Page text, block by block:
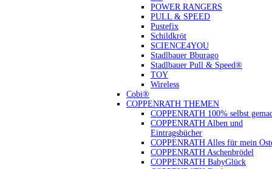
POWER RANGERS
PULL & SPEED
Pustefix
Schildkröt
SCIENCE4YOU
Stadlbauer Bburago
Stadlbauer Pull & Speed®
TOY
Wireless
Cobi®
COPPENRATH THEMEN
COPPENRATH 100% selbst
COPPENRATH Alben und
Eintragsbücher
COPPENRATH Alles für mein
COPPENRATH Aschenbrödel
COPPENRATH BabyGlück